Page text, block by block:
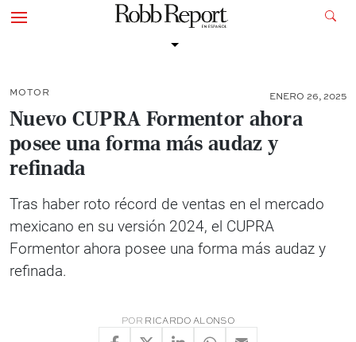
MOTOR ENERO 26, 2025
Nuevo CUPRA Formentor ahora
posee una forma más audaz y
refinada
Tras haber roto récord de ventas en el mercado
mexicano en su versión 2024, el CUPRA
Formentor ahora posee una forma más audaz y
refinada.
POR RICARDO ALONSO